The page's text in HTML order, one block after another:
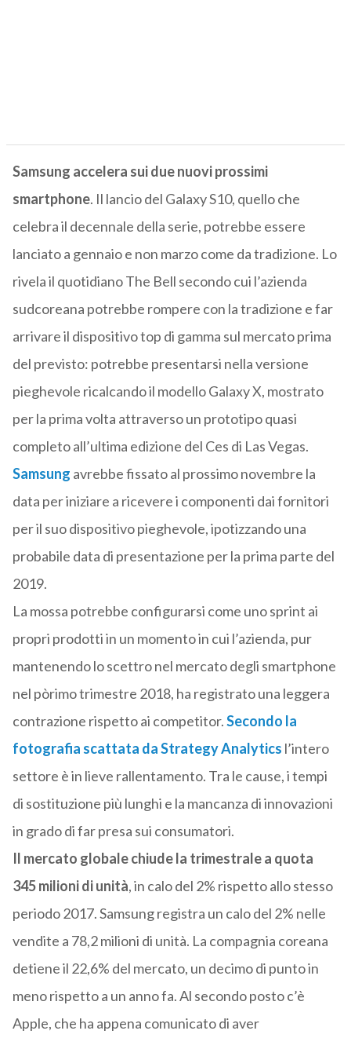
Samsung accelera sui due nuovi prossimi
smartphone. Il lancio del Galaxy S10, quello che
celebra il decennale della serie, potrebbe essere
lanciato a gennaio e non marzo come da tradizione. Lo
rivela il quotidiano The Bell secondo cui l’azienda
sudcoreana potrebbe rompere con la tradizione e far
arrivare il dispositivo top di gamma sul mercato prima
del previsto: potrebbe presentarsi nella versione
pieghevole ricalcando il modello Galaxy X, mostrato
per la prima volta attraverso un prototipo quasi
completo all’ultima edizione del Ces di Las Vegas.
Samsung avrebbe fissato al prossimo novembre la
data per iniziare a ricevere i componenti dai fornitori
per il suo dispositivo pieghevole, ipotizzando una
probabile data di presentazione per la prima parte del
2019.
La mossa potrebbe configurarsi come uno sprint ai
propri prodotti in un momento in cui l’azienda, pur
mantenendo lo scettro nel mercato degli smartphone
nel pòrimo trimestre 2018, ha registrato una leggera
contrazione rispetto ai competitor.Secondo la
fotografia scattata daStrategy Analytics l’intero
settore è in lieve rallentamento. Tra le cause, i tempi
di sostituzione più lunghi e la mancanza di innovazioni
in grado di far presa sui consumatori.
Il mercato globale chiude la trimestrale a quota
345 milioni di unità, in calo del 2% rispetto allo stesso
periodo 2017. Samsung registra un calo del 2% nelle
vendite a 78,2 milioni di unità. La compagnia coreana
detiene il 22,6% del mercato, un decimo di punto in
meno rispetto a un anno fa. Al secondo posto c’è
Apple, che ha appena comunicato di aver